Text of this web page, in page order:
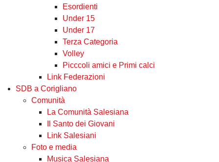
Esordienti
Under 15
Under 17
Terza Categoria
Volley
Picccoli amici e Primi calci
Link Federazioni
SDB a Corigliano
Comunità
La Comunità Salesiana
Il Santo dei Giovani
Link Salesiani
Foto e media
Musica Salesiana